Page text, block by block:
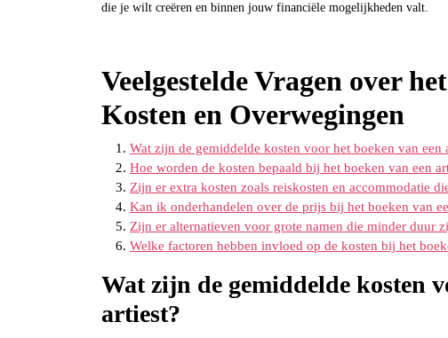
die je wilt creëren en binnen jouw financiële mogelijkheden valt.
Veelgestelde Vragen over
Kosten en Overwegingen
Wat zijn de gemiddelde kosten voor het boeken van een
Hoe worden de kosten bepaald bij het boeken van een
Zijn er extra kosten zoals reiskosten en accommodatie
Kan ik onderhandelen over de prijs bij het boeken van
Zijn er alternatieven voor grote namen die minder duur
Welke factoren hebben invloed op de kosten bij het
Wat zijn de gemiddelde kosten
artiest?